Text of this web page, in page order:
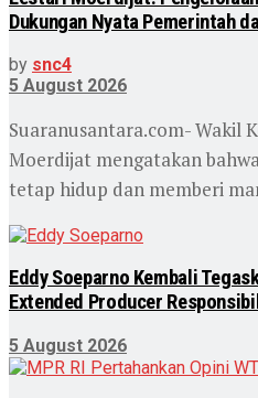
Dukungan Nyata Pemerintah
by snc4
5 August 2026
Suaranusantara.com- Wakil
Moerdijat mengatakan
tetap hidup dan memberi
Eddy Soeparno Kembali
Extended Producer
5 August 2026